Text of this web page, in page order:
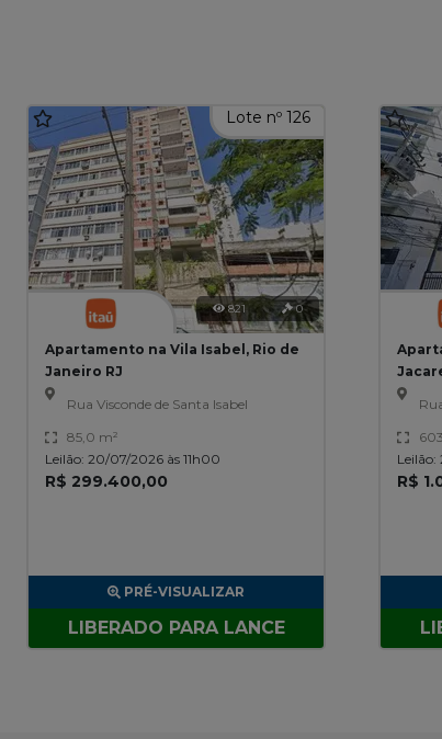
Lote nº 126
821 0
Apartamento na Vila Isabel, Rio de
Janeiro RJ
Rua Visconde de Santa Isabel
85,0 m²
Leilão: 20/07/2026 às 11h00
R$ 299.400,00
PRÉ-VISUALIZAR
LIBERADO PARA LANCE
Leilão:
R$